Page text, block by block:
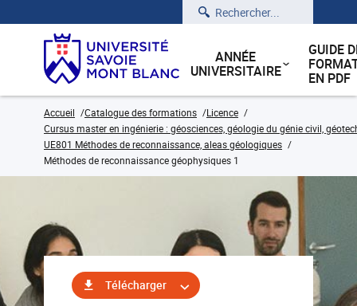
Rechercher
ANNÉE
UNIVERSITAIRE
GUIDE
EN PDF
Accueil Catalogue des formations
Licence
Cursus master en ingénierie : géosciences, géologie du génie civil,
UE801 Méthodes de reconnaissance, aleas géologiques
Méthodes de reconnaissance géophysiques 1
Télécharger